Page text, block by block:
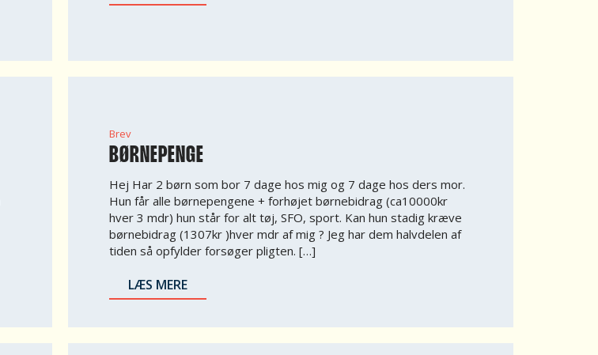
Brev
BØRNEPENGE
Hej Har 2 børn som bor 7 dage hos mig og 7 dage hos ders mor.
Hun får alle børnepengene + forhøjet børnebidrag (ca10000kr
hver 3 mdr) hun står for alt tøj, SFO, sport. Kan hun stadig kræve
børnebidrag (1307kr )hver mdr af mig ? Jeg har dem halvdelen af
tiden så opfylder forsøger pligten. […]
LÆS MERE